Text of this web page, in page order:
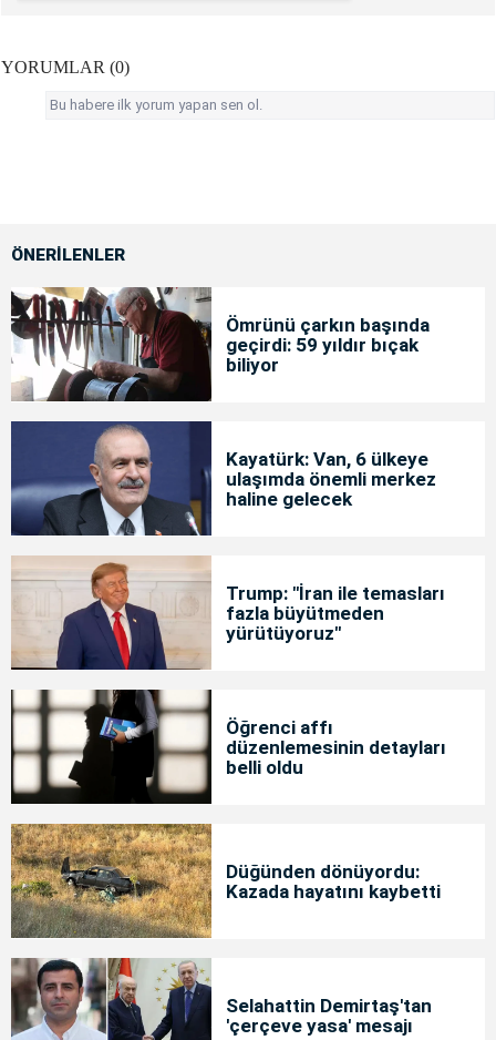
YORUMLAR (0)
Bu habere ilk yorum yapan sen ol.
ÖNERİLENLER
Ömrünü çarkın başında
geçirdi: 59 yıldır bıçak
biliyor
Kayatürk: Van, 6 ülkeye
ulaşımda önemli merkez
haline gelecek
Trump: "İran ile temasları
fazla büyütmeden
yürütüyoruz"
Öğrenci affı
düzenlemesinin detayları
belli oldu
Düğünden dönüyordu:
Kazada hayatını kaybetti
Selahattin Demirtaş'tan
'çerçeve yasa' mesajı